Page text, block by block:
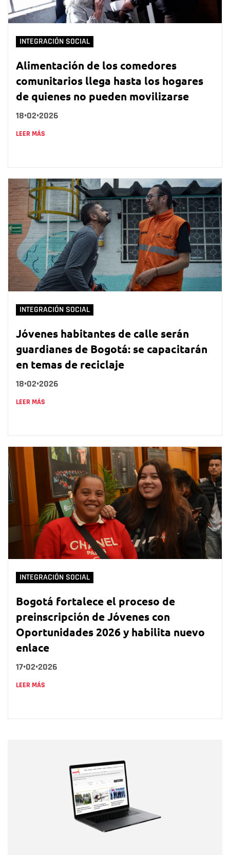
INTEGRACIÓN SOCIAL
Alimentación de los comedores
comunitarios llega hasta los hogares
de quienes no pueden movilizarse
18•02•2026
LEER MÁS
INTEGRACIÓN SOCIAL
Jóvenes habitantes de calle serán
guardianes de Bogotá: se capacitarán
en temas de reciclaje
18•02•2026
LEER MÁS
INTEGRACIÓN SOCIAL
Bogotá fortalece el proceso de
preinscripción de Jóvenes con
Oportunidades 2026 y habilita nuevo
enlace
17•02•2026
LEER MÁS
Correo electrónico
Tipo de comentario